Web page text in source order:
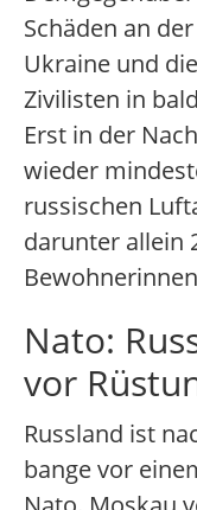
Schäden an
Ukraine und
Zivilisten in
Erst in der
wieder
russischen
darunter allein
Nato:
vor
Russland ist
bange vor